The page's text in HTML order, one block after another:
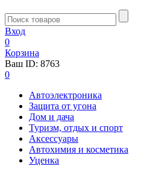
Вход
0
Корзина
Ваш ID: 8763
0
Автоэлектроника
Защита от угона
Дом и дача
Туризм, отдых и спорт
Аксессуары
Автохимия и косметика
Уценка